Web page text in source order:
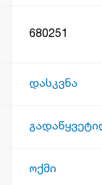
680251
დასკვნა
ოქმი